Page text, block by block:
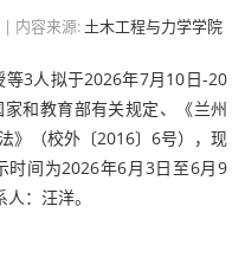
| 内容来源: 土木工程与力学学院
3人拟于2026年7月10日-20
和教育部有关规定、《兰州
》（校外〔2016〕6号），现
时间为2026年6月3日至6月9
：汪洋。